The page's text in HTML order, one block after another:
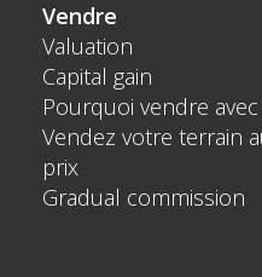
Vendre
Valuation
Capital gain
Pourquoi vendre avec
Vendez votre terrain
prix
Gradual commission